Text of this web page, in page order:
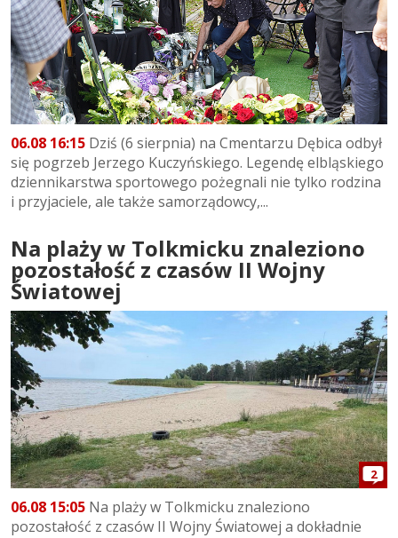
06.08 16:15 Dziś (6 sierpnia) na Cmentarzu Dębica odbył
się pogrzeb Jerzego Kuczyńskiego. Legendę elbląskiego
dziennikarstwa sportowego pożegnali nie tylko rodzina
i przyjaciele, ale także samorządowcy,...
Na plaży w Tolkmicku znaleziono
pozostałość z czasów II Wojny
Światowej
2
06.08 15:05 Na plaży w Tolkmicku znaleziono
pozostałość z czasów II Wojny Światowej a dokładnie